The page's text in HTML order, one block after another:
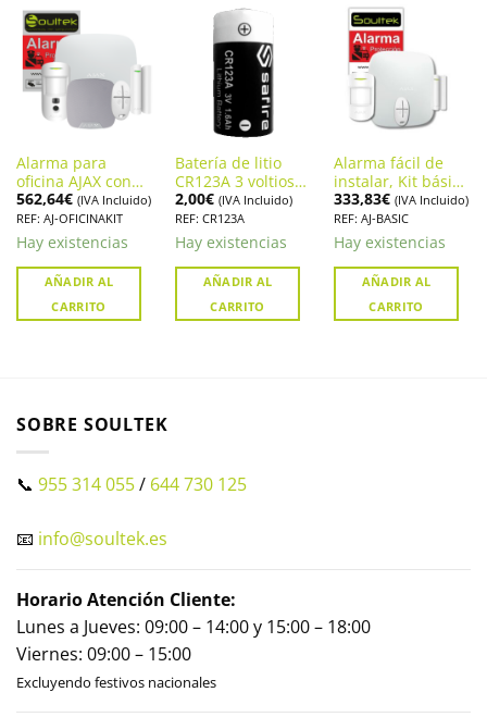
Alarma para
oficina AJAX con
cámara integrada
y sirena
562,64€ (IVA Incluido)
REF: AJ-OFICINAKIT
Hay existencias
AÑADIR AL
CARRITO
Batería de litio
CR123A 3 voltios
para accesorios de
alarma Ajax
2,00€ (IVA Incluido)
REF: CR123A
Hay existencias
AÑADIR AL
CARRITO
Alarma fácil de
instalar, Kit básico
Ajax
333,83€ (IVA Incluido)
REF: AJ-BASIC
Hay existencias
AÑADIR AL
CARRITO
SOBRE SOULTEK
📞 955 314 055/ 644 730 125
📧 info@soultek.es
Horario Atención Cliente:
Lunes a Jueves: 09:00 – 14:00 y 15:00 – 18:00
Viernes: 09:00 – 15:00
Excluyendo festivos nacionales